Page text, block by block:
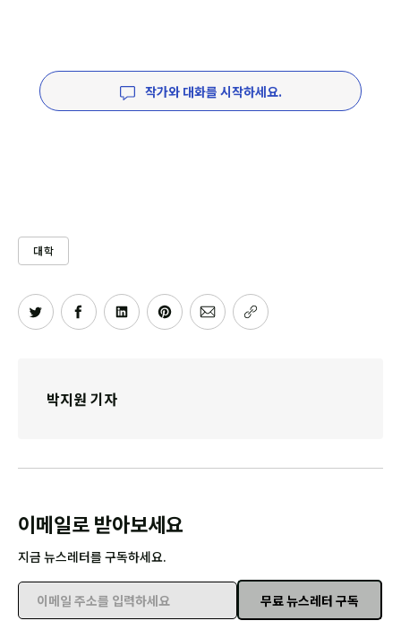
작가와 대화를 시작하세요.
대학
박지원 기자
이메일로 받아보세요
지금 뉴스레터를 구독하세요.
이메일 주소를 입력하세요
무료 뉴스레터 구독